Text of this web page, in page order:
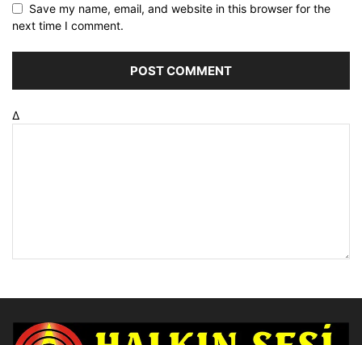
Save my name, email, and website in this browser for the
next time I comment.
Δ